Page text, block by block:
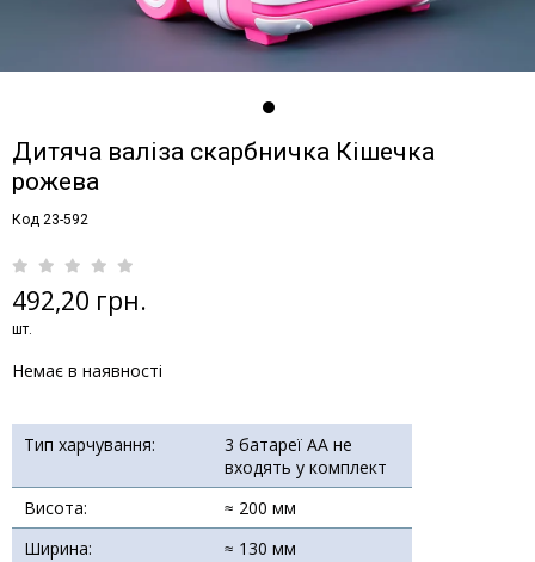
Дитяча валіза скарбничка Кішечка
рожева
Код 23-592
492,20 грн.
шт.
Немає в наявності
Тип харчування:
3 батареї АА не
входять у комплект
Висота:
≈ 200 мм
Ширина:
≈ 130 мм